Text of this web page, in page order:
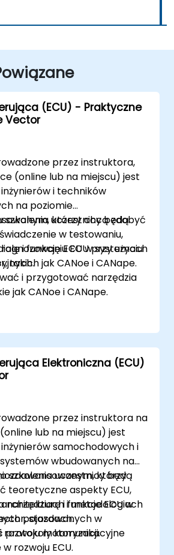
(ECU) - Praktyczne
Vector
przez instruktora,
(online lub na miejscu) jest
i techników
na poziomie
którzy chcą zdobyć
w testowaniu,
ECU przy użyciu
takich jak CANoe i CANape.
szkolenia uczestnicy będą
i funkcję ECU w systemach
i przygotować narzędzia
jak CANoe i CANape.
i LIN.
dane i przeprowadzać
ECU.
testowe i
procesy testowe.
optymalizować ECU przy
Elektroniczna (ECU)
przez instruktora na
lub na miejscu) jest
samochodowych i
wbudowanych na
którzy
teoretyczne aspekty ECU,
narzędziach i metodologiach
stosowanych w
rozwoju motoryzacji.
szkolenia uczestnicy będą
i funkcje ECU w
pojazdach.
protokoły komunikacyjne
rozwoju ECU.